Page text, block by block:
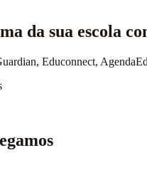
da sua escola
Educonnect,